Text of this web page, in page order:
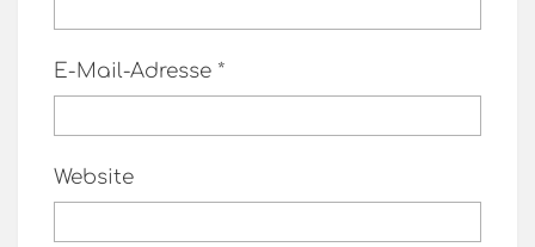
E-Mail-Adresse *
Website